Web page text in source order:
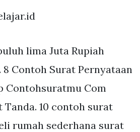
lima Juta Rupiah
Contoh Surat Pernyataan
Contohsuratmu Com
Tanda. 10 contoh surat
rumah sederhana surat